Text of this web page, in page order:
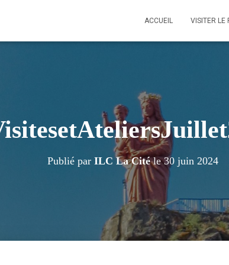
ACCUEIL VISITER LE
Publié par ILC La Citéle30 juin 2024